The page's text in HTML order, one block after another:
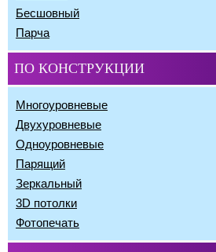
Бесшовный
Парча
ПО КОНСТРУКЦИИ
Многоуровневые
Двухуровневые
Одноуровневые
Парящий
Зеркальный
3D потолки
Фотопечать